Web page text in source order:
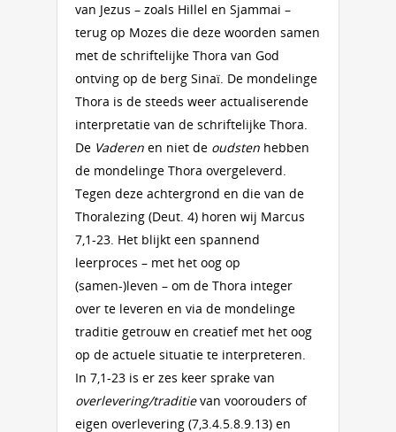
van Jezus – zoals Hillel en Sjammai –
terug op Mozes die deze woorden samen
met de schriftelijke Thora van God
ontving op de berg Sinaï. De mondelinge
Thora is de steeds weer actualiserende
interpretatie van de schriftelijke Thora.
De Vaderen en niet de oudsten hebben
de mondelinge Thora overgeleverd.
Tegen deze achtergrond en die van de
Thoralezing (Deut. 4) horen wij Marcus
7,1-23. Het blijkt een spannend
leerproces – met het oog op
(samen-)leven – om de Thora integer
over te leveren en via de mondelinge
traditie getrouw en creatief met het oog
op de actuele situatie te interpreteren.
In 7,1-23 is er zes keer sprake van
overlevering/traditievan voorouders of
eigen overlevering (7,3.4.5.8.9.13) en